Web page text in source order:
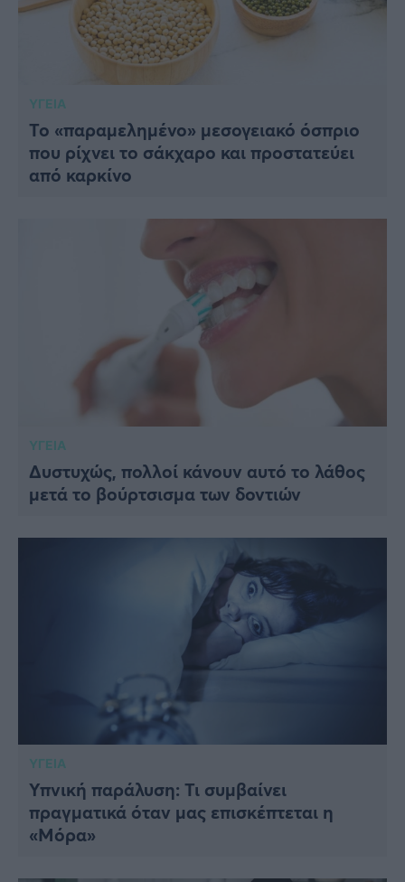
ΥΓΕΙΑ
Το «παραμελημένο» μεσογειακό όσπριο
που ρίχνει το σάκχαρο και προστατεύει
από καρκίνο
ΥΓΕΙΑ
Δυστυχώς, πολλοί κάνουν αυτό το λάθος
μετά το βούρτσισμα των δοντιών
ΥΓΕΙΑ
Υπνική παράλυση: Τι συμβαίνει
πραγματικά όταν μας επισκέπτεται η
«Μόρα»